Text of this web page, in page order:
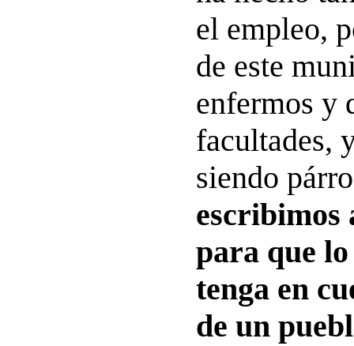
el empleo,
de este
enfermos y
facultades,
siendo
escribimos
para que
tenga en
de un